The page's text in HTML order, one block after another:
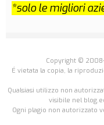
*solo le migliori
Copyright ©
É vietata la copia, la
Qualsiasi utilizzo non
visibile nel
Ogni plagio non autorizzato